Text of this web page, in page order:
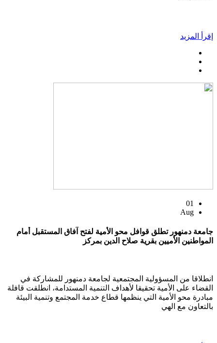
إقرأ المزيد
01
Aug
جامعة دمنهور تطلق قوافل محو الأمية لفتح آفاق المستقبل أمام
المواطنين الأميين بقرية صلاح الدين بمركز
انطلاقا من المسؤولية المجتمعية لجامعة دمنهور للمشاركة في
القضاء على الأمية تحقيقا لأهداف التنمية المستدامة، انطلقت قافلة
مبادرة محو الأمية التي ينظمها قطاع خدمة المجتمع وتنمية البيئة
بالتعاون مع الهي